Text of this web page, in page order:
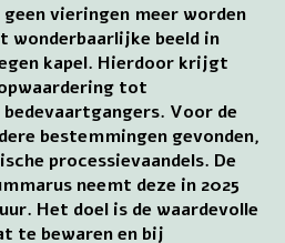
vieringen meer worden
wonderbaarlijke beeld in
kapel. Hierdoor krijgt
tot
Voor de
bestemmingen gevonden,
processievaandels. De
neemt deze in 2025
Het doel is de waardevolle
te bewaren en bij